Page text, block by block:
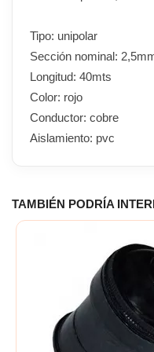
Tipo: unipolar
Sección nominal:
Longitud: 40mts
Color: rojo
Conductor: cobre
Aislamiento: pvc
TAMBIÉN PODRÍA